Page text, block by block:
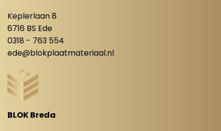
Keplerlaan 8
6716 BS Ede
0318 - 763 554
ede@blokplaatmateriaal.nl
BLOK Breda